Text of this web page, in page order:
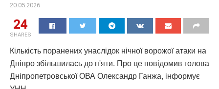
20.05.2026
24
SHARES
Кількість поранених унаслідок нічної ворожої атаки на
Дніпро збільшилась до п'яти. Про це повідомив голова
Дніпропетровської ОВА Олександр Ганжа, інформує